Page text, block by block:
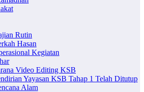
Rutin
Hasan
Kegiatan
Video Editing KSB
Yayasan KSB Tahap 1 Telah Ditutup
Alam